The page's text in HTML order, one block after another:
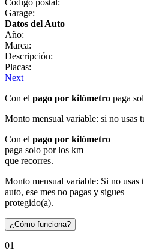
Garage:
Datos del Auto
Año:
Marca:
Descripción:
Placas:
Next
Con el pago por kilómetro paga
Monto mensual variable: si no usas
Con el pago por kilómetro
paga solo por los km
que recorres.
Monto mensual variable: Si no usas
auto, ese mes no pagas y sigues
protegido(a).
¿Cómo funciona?
01